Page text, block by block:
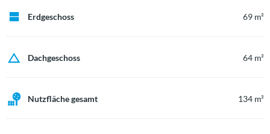
Erdgeschoss 69 m²
Dachgeschoss 64 m²
Nutzfläche gesamt 134 m²